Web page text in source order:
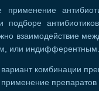
применение
подборе
взаимодействие
или индифферентным.
комбинации